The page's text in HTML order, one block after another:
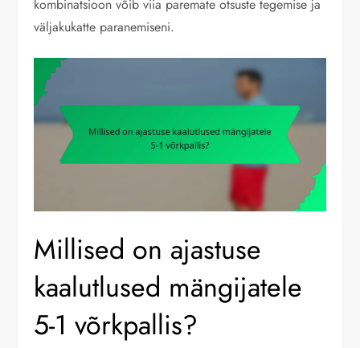
kombinatsioon võib viia paremate otsuste tegemise ja
väljakukatte paranemiseni.
Millised on ajastuse
kaalutlused mängijatele
5-1 võrkpallis?